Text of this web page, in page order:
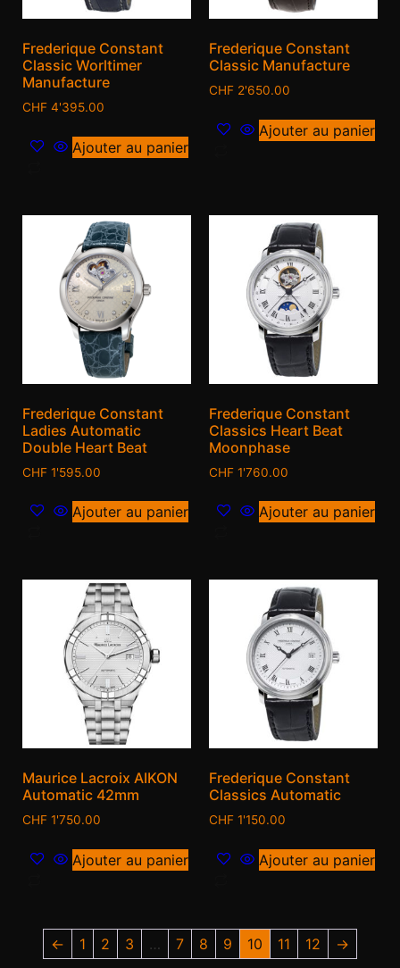
Frederique Constant
Classic Worltimer
Manufacture
CHF 4'395.00
Ajouter au panier
Frederique Constant
Classic Manufacture
CHF 2'650.00
Ajouter au panier
Frederique Constant
Ladies Automatic
Double Heart Beat
CHF 1'595.00
Ajouter au panier
Frederique Constant
Classics Heart Beat
Moonphase
CHF 1'760.00
Ajouter au panier
Maurice Lacroix AIKON
Automatic 42mm
CHF 1'750.00
Ajouter au panier
Frederique Constant
Classics Automatic
CHF 1'150.00
Ajouter au panier
← 1 2 3 … 7 8 9 10 11 12 →